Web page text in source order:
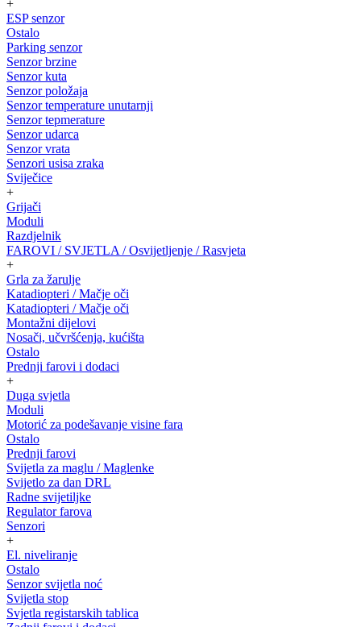
+
ESP senzor
Ostalo
Parking senzor
Senzor brzine
Senzor kuta
Senzor položaja
Senzor temperature unutarnji
Senzor tepmerature
Senzor udarca
Senzor vrata
Senzori usisa zraka
Sviječice
+
Grijači
Moduli
Razdjelnik
FAROVI / SVJETLA / Osvijetljenje / Rasvjeta
+
Grla za žarulje
Katadiopteri / Mačje oči
Katadiopteri / Mačje oči
Montažni dijelovi
Nosači, učvršćenja, kućišta
Ostalo
Prednji farovi i dodaci
+
Duga svjetla
Moduli
Motorić za podešavanje visine fara
Ostalo
Prednji farovi
Svijetla za maglu / Maglenke
Svijetlo za dan DRL
Radne svijetiljke
Regulator farova
Senzori
+
El. niveliranje
Ostalo
Senzor svijetla noć
Svijetla stop
Svjetla registarskih tablica